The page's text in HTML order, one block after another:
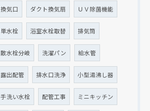
換気口 ダクト換気扇 ＵＶ除菌機能
単水栓 浴室水栓取替 排気筒
散水栓分岐 洗濯パン 給水管
露出配管 排水口洗浄 小型湯沸し器
手洗い水栓 配管工事 ミニキッチン